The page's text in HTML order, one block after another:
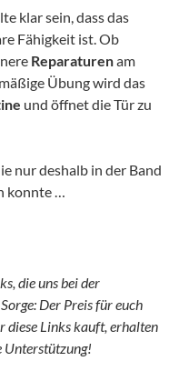
klar sein, dass das
Fähigkeit ist. Ob
Reparaturenam
Übung wird das
und öffnet die Tür zu
nur deshalb in der Band
konnte …
die uns bei der
Der Preis für euch
diese Links kauft, erhalten
Unterstützung!